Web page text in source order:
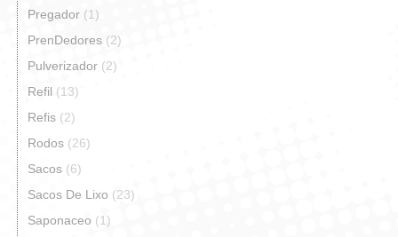
Pregador (1)
PrenDedores (2)
Pulverizador (2)
Refil (13)
Refis (2)
Rodos (26)
Sacos (6)
Sacos De Lixo (23)
Saponaceo (1)